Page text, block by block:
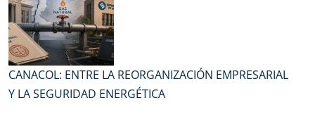
CANACOL: ENTRE LA REORGANIZACIÓN EMPRESARIAL
Y LA SEGURIDAD ENERGÉTICA